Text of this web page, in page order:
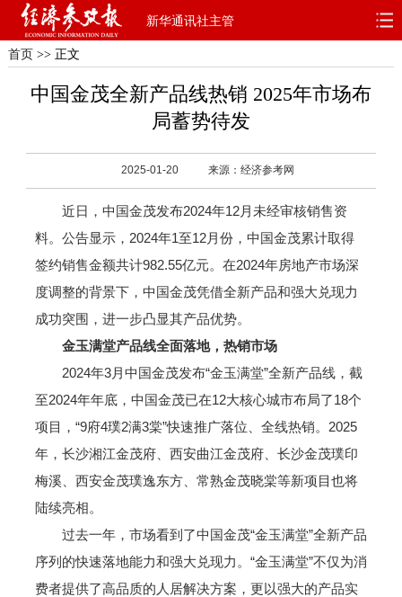
新华通讯社主管
首页 深度 思想
财智
电子报
首页 >> 正文
中国金茂全新产品线热销 2025年市场布
局蓄势待发
2025-01-20 来源：经济参考网
近日，中国金茂发布2024年12月未经审核销售资
料。公告显示，2024年1至12月份，中国金茂累计取得
签约销售金额共计982.55亿元。在2024年房地产市场深
度调整的背景下，中国金茂凭借全新产品和强大兑现力
成功突围，进一步凸显其产品优势。
金玉满堂产品线全面落地，热销市场
2024年3月中国金茂发布“金玉满堂”全新产品线，截
至2024年年底，中国金茂已在12大核心城市布局了18个
项目，“9府4璞2满3棠”快速推广落位、全线热销。2025
年，长沙湘江金茂府、西安曲江金茂府、长沙金茂璞印
梅溪、西安金茂璞逸东方、常熟金茂晓棠等新项目也将
陆续亮相。
过去一年，市场看到了中国金茂“金玉满堂”全新产品
序列的快速落地能力和强大兑现力。“金玉满堂”不仅为消
费者提供了高品质的人居解决方案，更以强大的产品实